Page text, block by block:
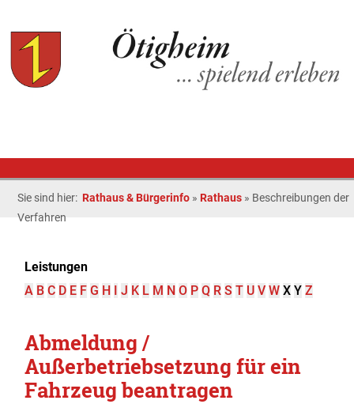
Sie sind hier: Rathaus & Bürgerinfo » Rathaus » Beschreibungen der
Verfahren
Leistungen
A B C D E F G H I J K L M N O P Q R S T U V W X Y Z
Abmeldung /
Außerbetriebsetzung für ein
Fahrzeug beantragen